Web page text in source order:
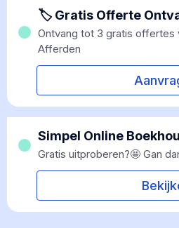
🏷 Gratis Offerte
Ontvang tot 3 gratis offertes
Afferden
Simpel Online
Gratis uitproberen?🤩 Gan